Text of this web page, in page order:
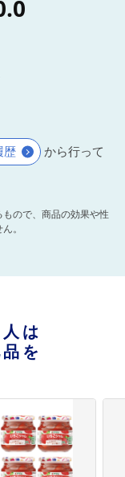
歴
から行って
ので、商品の効果や性
。
は
を